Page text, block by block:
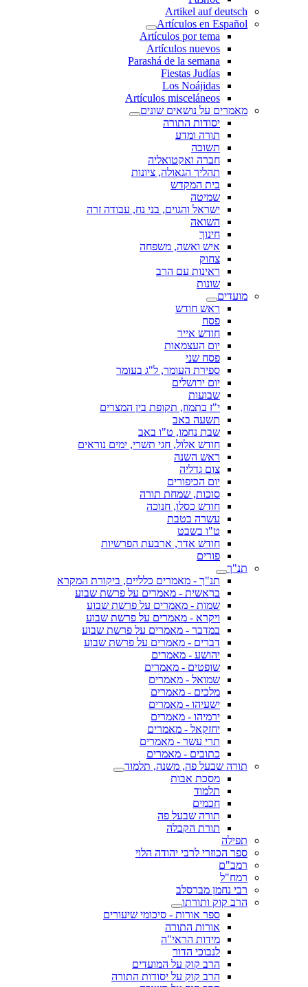
Artikel auf deutsch
Artículos en Español
Artículos por tema
Artículos nuevos
Parashá de la semana
Fiestas Judías
Los Noájidas
Artículos misceláneos
מאמרים על נושאים שונים
יסודות התורה
תורה ומדע
תשובה
חברה ואקטואליה
תהליך הגאולה, ציונות
בית המקדש
שמיטה
ישראל והגוים, בני נח, עבודה זרה
השואה
חינוך
איש ואשה, משפחה
צחוק
ראינות עם הרב
שונות
מועדים
ראש חודש
פסח
חודש אייר
יום העצמאות
פסח שני
ספירת העומר, ל"ג בעומר
יום ירושלים
שבועות
י"ז בתמוז, תקופת בין המצרים
תשעה באב
שבת נחמו, ט"ו באב
חודש אלול, חגי תשרי, ימים נוראים
ראש השנה
צום גדליה
יום הכיפורים
סוכות, שמחת תורה
חודש כסלו, חנוכה
עשרה בטבת
ט"ו בשבט
חודש אדר, ארבעת הפרשיות
פורים
תנ"ך
תנ"ך - מאמרים כלליים, ביקורת המקרא
בראשית - מאמרים על פרשת שבוע
שמות - מאמרים על פרשת שבוע
ויקרא - מאמרים על פרשת שבוע
במדבר - מאמרים על פרשת שבוע
דברים - מאמרים על פרשת שבוע
יהושע - מאמרים
שופטים - מאמרים
שמואל - מאמרים
מלכים - מאמרים
ישעיהו - מאמרים
ירמיהו - מאמרים
יחזקאל - מאמרים
תרי עשר - מאמרים
כתובים - מאמרים
תורה שבעל פה, משנה, תלמוד
מסכת אבות
תלמוד
חכמים
תורה שבעל פה
תורת הקבלה
תפילה
ספר הכוזרי לרבי יהודה הלוי
רמב"ם
רמח"ל
רבי נחמן מברסלב
הרב קוק ותורתו
ספר אורות - סיכומי שיעורים
אורות התורה
מידות הראי"ה
לנבוכי הדור
הרב קוק על המועדים
הרב קוק על יסודות התורה